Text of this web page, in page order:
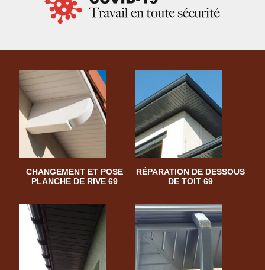
CHANGEMENT ET POSE
PLANCHE DE RIVE 69
RÉPARATION DE DESSOUS
DE TOIT 69